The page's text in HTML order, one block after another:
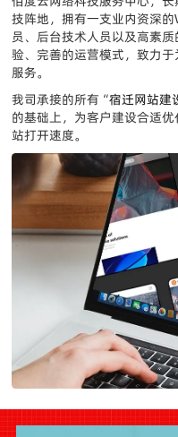
技阵地，拥有一支业内资深
员、后台技术人员以及高素
验、完善的运营模式，致力
服务。
我司承接的所有“宿迁网站建
的基础上，为客户建设合适
站打开速度。